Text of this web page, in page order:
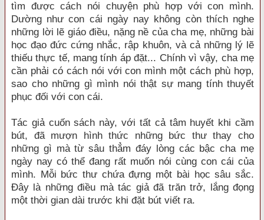
tìm được cách nói chuyện phù hợp với con mình.
Dường như con cái ngày nay không còn thích nghe
những lời lẽ giáo điều, nặng nề của cha mẹ, những bài
học đạo đức cứng nhắc, rập khuôn, và cả những lý lẽ
thiếu thực tế, mang tính áp đặt... Chính vì vậy, cha mẹ
cần phải có cách nói với con mình một cách phù hợp,
sao cho những gì mình nói thật sự mang tính thuyết
phục đối với con cái.
Tác giả cuốn sách này, với tất cả tâm huyết khi cầm
bút, đã mượn hình thức những bức thư thay cho
những gì mà từ sâu thẳm đáy lòng các bậc cha mẹ
ngày nay có thể đang rất muốn nói cùng con cái của
mình. Mỗi bức thư chứa đựng một bài học sâu sắc.
Đây là những điều mà tác giả đã trăn trở, lắng đọng
một thời gian dài trước khi đặt bút viết ra.